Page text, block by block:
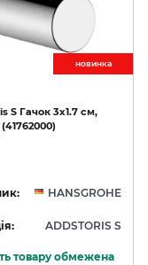
новинкa
S Гачок 3х1.7 см,
(41762000)
HANSGROHE
ADDSTORIS S
товару обмежена